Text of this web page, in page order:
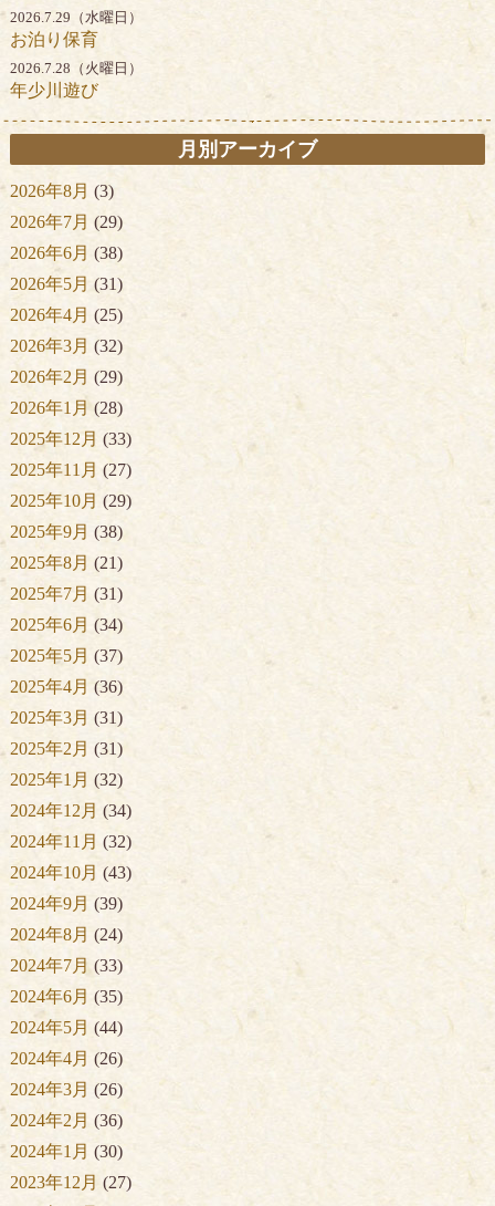
2026.7.29（水曜日）
お泊り保育
2026.7.28（火曜日）
年少川遊び
月別アーカイブ
2026年8月 (3)
2026年7月 (29)
2026年6月 (38)
2026年5月 (31)
2026年4月 (25)
2026年3月 (32)
2026年2月 (29)
2026年1月(28)
2025年12月 (33)
2025年11月 (27)
2025年10月 (29)
2025年9月 (38)
2025年8月 (21)
2025年7月 (31)
2025年6月 (34)
2025年5月 (37)
2025年4月 (36)
2025年3月 (31)
2025年2月 (31)
2025年1月 (32)
2024年12月 (34)
2024年11月 (32)
2024年10月 (43)
2024年9月 (39)
2024年8月 (24)
2024年7月 (33)
2024年6月 (35)
2024年5月 (44)
2024年4月 (26)
2024年3月 (26)
2024年2月 (36)
2024年1月 (30)
2023年12月 (27)